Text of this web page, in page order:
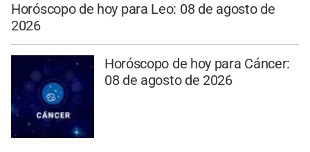
Horóscopo de hoy para Leo: 08 de agosto de
2026
Horóscopo de hoy para Cáncer:
08 de agosto de 2026